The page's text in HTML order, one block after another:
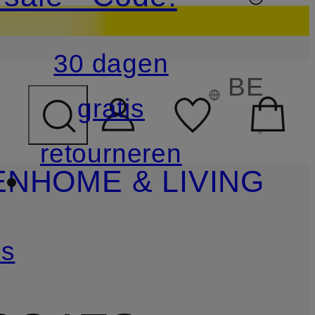
30 dagen
gratis
retourneren
BE
HOME & LIVING